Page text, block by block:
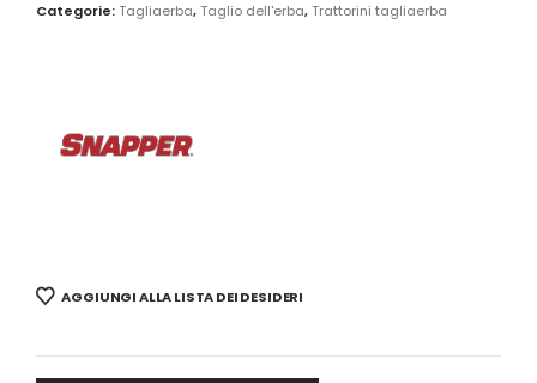
Categorie:Tagliaerba,Taglio dell'erba,Trattorini tagliaerba
AGGIUNGI ALLA LISTA DEI DESIDERI